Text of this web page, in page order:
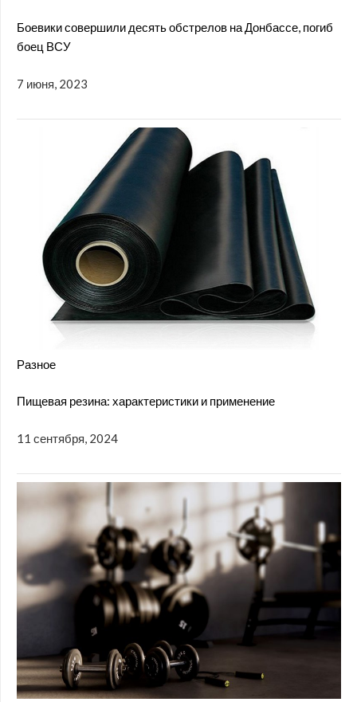
Боевики совершили десять обстрелов на Донбассе, погиб
боец ВСУ
7 июня, 2023
Разное
Пищевая резина: характеристики и применение
11 сентября, 2024